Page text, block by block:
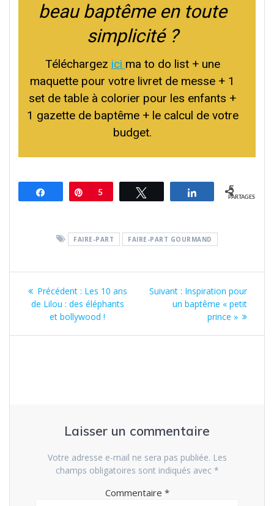
beau baptême en toute
simplicité ?
Téléchargez ici ma to do list + une
maquette pour votre livret de messe + 1
set de table à colorier pour les enfants +
1 gazette de baptême + le calcul de votre
budget.
Partagez Épingle
5 Partagez
5
PARTAGES
FAIRE-PART FAIRE-PART GOURMAND
Navigation
de
l’article
Précédent : Article
précédent
:
Les 10 ans
de Lilou : des éléphants
et bollywood !
Suivant : Article
suivant
Inspiration pour
un baptême « petit
prince »
Laisser un commentaire
Votre adresse e-mail ne sera pas publiée. Les
champs obligatoires sont indiqués avec *
Commentaire *